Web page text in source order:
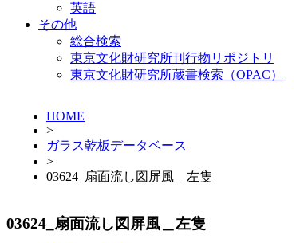
英語
その他
総合検索
東京文化財研究所刊行物リポジトリ
東京文化財研究所蔵書検索（OPAC）
HOME
>
ガラス乾板データベース
>
03624_扇面流し図屏風＿左隻
03624_扇面流し図屏風＿左隻